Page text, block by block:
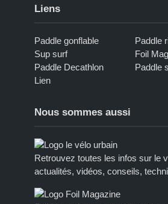
Liens
Paddle gonflable
Paddle
Sup surf
Foil
Paddle Decathlon
Paddle
Lien
Nous sommes aussi
Retrouvez toutes les infos sur le
actualités, vidéos, conseils,